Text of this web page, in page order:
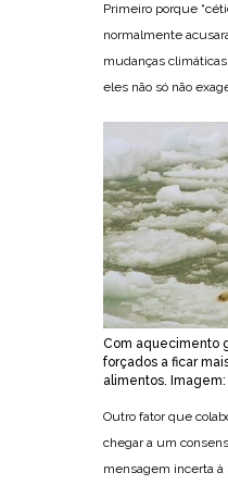
Primeiro porque
normalmente
mudanças
eles não só não
Com aquecimento
forçados a ficar
alimentos. Imagem:
Outro fator que
chegar a um
mensagem incerta à